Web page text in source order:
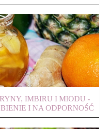
IMBIRU I MIODU -
I NA ODPORNOŚĆ